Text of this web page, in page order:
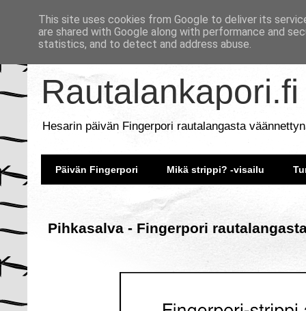
Rautalankapori.fi
Hesarin päivän Fingerpori rautalangasta
Päivän Fingerpori Mikä strippi? -visailu
Pihkasalva - Fingerpori
This site uses cookies from Google to deliver its
are shared with Google along with performance and
statistics, and to detect and address abuse.